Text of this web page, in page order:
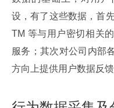
设，有了这些数据，首
TM 等与用户密切相关
服务；其次对公司内部
方向上提供用户数据反馈